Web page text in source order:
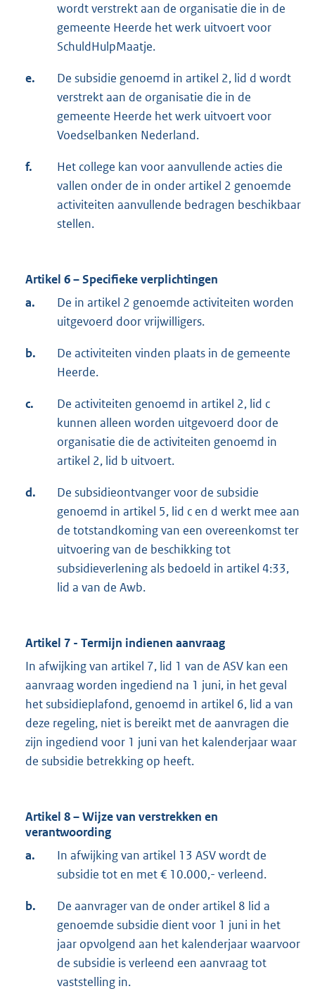
wordt verstrekt aan de organisatie die in de
gemeente Heerde het werk uitvoert voor
SchuldHulpMaatje.
e.
De subsidie genoemd in artikel 2, lid d wordt
verstrekt aan de organisatie die in de
gemeente Heerde het werk uitvoert voor
Voedselbanken Nederland.
f.
Het college kan voor aanvullende acties die
vallen onder de in onder artikel 2 genoemde
activiteiten aanvullende bedragen beschikbaar
stellen.
Artikel 6 – Specifieke verplichtingen
a.
De in artikel 2 genoemde activiteiten worden
uitgevoerd door vrijwilligers.
b.
De activiteiten vinden plaats in de gemeente
Heerde.
c.
De activiteiten genoemd in artikel 2, lid c
kunnen alleen worden uitgevoerd door de
organisatie die de activiteiten genoemd in
artikel 2, lid b uitvoert.
d.
De subsidieontvanger voor de subsidie
genoemd in artikel 5, lid c en d werkt mee aan
de totstandkoming van een overeenkomst ter
uitvoering van de beschikking tot
subsidieverlening als bedoeld in artikel 4:33,
lid a van de Awb.
Artikel 7 - Termijn indienen aanvraag
In afwijking van artikel 7, lid 1 van de ASV kan een
aanvraag worden ingediend na 1 juni, in het geval
het subsidieplafond, genoemd in artikel 6, lid a van
deze regeling, niet is bereikt met de aanvragen die
zijn ingediend voor 1 juni van het kalenderjaar waar
de subsidie betrekking op heeft.
Artikel 8 – Wijze van verstrekken en
verantwoording
a.
In afwijking van artikel 13 ASV wordt de
subsidie tot en met € 10.000,- verleend.
b.
De aanvrager van de onder artikel 8 lid a
genoemde subsidie dient voor 1 juni in het
jaar opvolgend aan het kalenderjaar waarvoor
de subsidie is verleend een aanvraag tot
vaststelling in.